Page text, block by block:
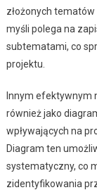
złożonych
myśli polega na
subtematami, co
projektu.
Innym efektywnym
również jako
wpływających na
Diagram ten
systematyczny, co
zidentyfikowania